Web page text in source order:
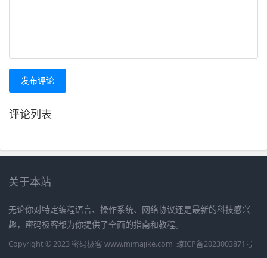
发布评论
评论列表
关于本站
无论你对特定编程语言、操作系统、网络协议还是最新的科技感兴
趣，密码极客都为你提供了全面的指南和教程。
Copyright © 2023 密码极客 www.mimajike.com 琼ICP备2023003871号